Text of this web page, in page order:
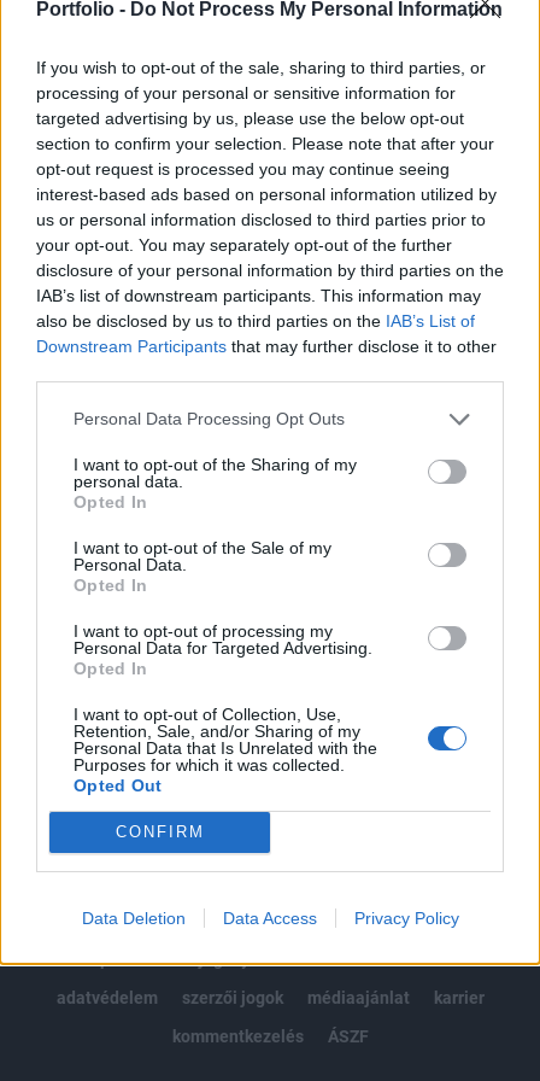
Portfolio - Do Not Process My Personal Information
If you wish to opt-out of the sale, sharing to third parties, or
processing of your personal or sensitive information for
targeted advertising by us, please use the below opt-out
section to confirm your selection. Please note that after your
opt-out request is processed you may continue seeing
interest-based ads based on personal information utilized by
us or personal information disclosed to third parties prior to
your opt-out. You may separately opt-out of the further
disclosure of your personal information by third parties on the
IAB’s list of downstream participants. This information may
also be disclosed by us to third parties on the IAB’s List of
Downstream Participants that may further disclose it to other
Personal Data Processing Opt Outs
I want to opt-out of the Sharing of my
personal data.
Opted In
I want to opt-out of the Sale of my
Personal Data.
Opted In
I want to opt-out of processing my
Personal Data for Targeted Advertising.
Opted In
I want to opt-out of Collection, Use,
Retention, Sale, and/or Sharing of my
Personal Data that Is Unrelated with the
Purposes for which it was collected.
Opted Out
CONFIRM
Data Deletion Data Access Privacy Policy
oldalán Kapitány István gazdasági és energetikai
A választások óta több állami vállalatnál is vezetőcserék
történtek, a jelek szerint ez a folyamat mostanra érte el az
MVM-et. Kapitány István miniszter kedden jelentette be,
hogy felmentette a vállalat vezérigazgatóját és az
igazgatóság elnökét is. Mátrai Károly 2023 januárja óta
volt az MVM Csoport vezérigazgatója, emellett számos
testületben és tanácsadó szervben...
KEDVES OLVASÓNK!
A keresett cikk a portfolio.hu hírarchívumához
tartozik, melynek olvasása előfizetéses
Az előfizetés a következőket tartalmazza:
Kötéslisták: BÉT elmúlt 2 év napon belüli
kötéslistái
Előfizetés
MÁR ELŐFIZETŐNK VAGY?BEJELENTKEZÉS
© 2026 Portfolio
impresszum
jogi nyilatkozat
süti beállítások
adatvédelem
szerzői jogok médiaajánlat
karrier
kommentkezelés
ÁSZF